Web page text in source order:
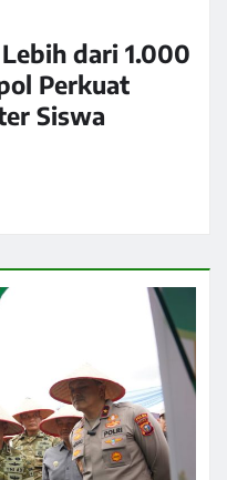
dari 1.000
Perkuat
Siswa